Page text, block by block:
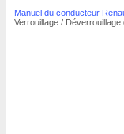
Manuel du conducteur
Verrouillage / Déverrouillage